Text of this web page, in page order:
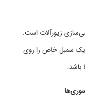
زیورآلات است.
یک سمبل خاص را روی